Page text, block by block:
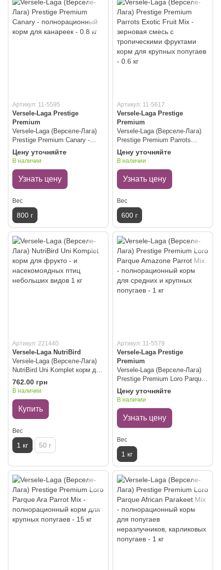
Артикул: 11-5595
Versele-Laga Prestige
Premium
Versele-Laga (Верселе-Лага)
Prestige Premium Canary -
полнорационный корм для
канареек - 0.8 кг
Цену уточняйте
В наличии
Узнать цену
Вес
800 г
Артикул: 11-5617
Versele-Laga Prestige
Premium
Versele-Laga (Верселе-Лага)
Prestige Premium Parrots
Exotic Fruit Mix - зерновая
смесь с тропическими
попугаев - 0.6 кг
Цену уточняйте
В наличии
Узнать цену
Вес
600 г
Артикул: 221440
Versele-Laga NutriBird
Versele-Laga (Верселе-Лага)
NutriBird Uni Komplet корм для
фрукто - и насекомоядных
птиц небольших видов 1 кг
762.00 грн
В наличии
Купить
Вес
1 кг 50 г
Артикул: 11-5579
Versele-Laga Prestige
Premium
Versele-Laga (Верселе-Лага)
Prestige Premium Loro Parque
Amazone Parrot Mix -
полнорационный корм для
1 кг
Цену уточняйте
В наличии
Узнать цену
Вес
1 кг